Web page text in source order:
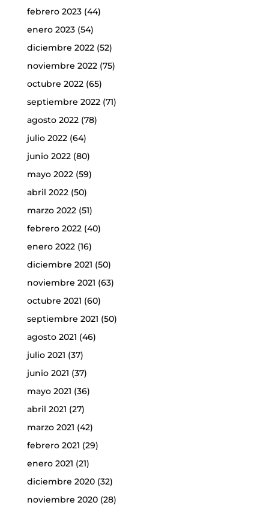
febrero 2023(44)
enero 2023(54)
diciembre 2022(52)
noviembre 2022(75)
octubre 2022(65)
septiembre 2022(71)
agosto 2022(78)
julio 2022(64)
junio 2022(80)
mayo 2022(59)
abril 2022(50)
marzo 2022(51)
febrero 2022(40)
enero 2022(16)
diciembre 2021 (50)
noviembre 2021 (63)
octubre 2021 (60)
septiembre 2021 (50)
agosto 2021 (46)
julio 2021 (37)
junio 2021 (37)
mayo 2021 (36)
abril 2021 (27)
marzo 2021 (42)
febrero 2021 (29)
enero 2021 (21)
diciembre 2020(32)
noviembre 2020(28)